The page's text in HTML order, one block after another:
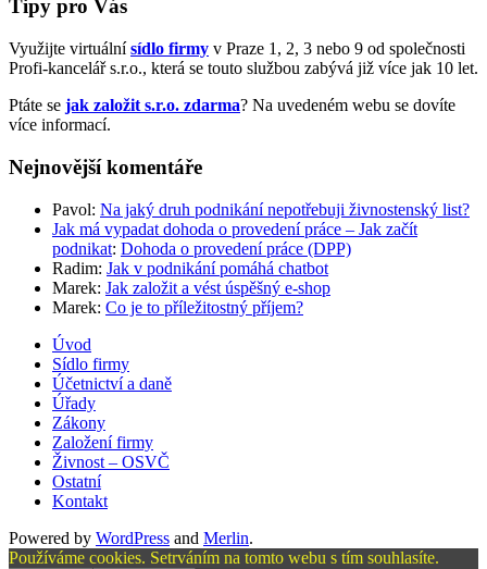
Tipy pro Vás
Využijte virtuálnísídlo firmy v Praze 1, 2, 3 nebo 9 od společnosti
Profi-kancelář s.r.o., která se touto službou zabývá již více jak 10 let.
Ptáte se jak založit s.r.o. zdarma? Na uvedeném webu se dovíte
více informací.
Nejnovější komentáře
Pavol: Na jaký druh podnikání nepotřebuji živnostenský list?
Jak má vypadat dohoda o provedení práce – Jak začít
podnikat: Dohoda o provedení práce (DPP)
Radim: Jak v podnikání pomáhá chatbot
Marek: Jak založit a vést úspěšný e-shop
Marek: Co je to příležitostný příjem?
Úvod
Sídlo firmy
Účetnictví a daně
Úřady
Zákony
Založení firmy
Živnost – OSVČ
Ostatní
Kontakt
Powered by WordPress and Merlin.
Používáme cookies. Setrváním na tomto webu s tím souhlasíte.